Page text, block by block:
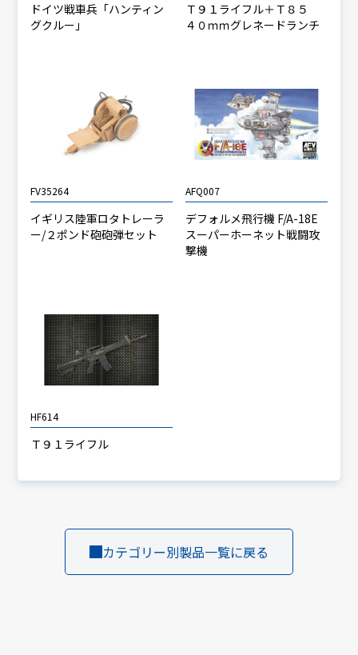
ドイツ戦車兵「ハンティン
グクルー」
Ｔ９１ライフル＋Ｔ８５
４０ｍｍグレネードランチ
FV35264
イギリス陸軍ロタトレーラ
ー/２ポンド砲砲弾セット
AFQ007
デフォルメ飛行機 F/A-18E
スーパーホーネット戦闘攻
撃機
HF614
Ｔ９１ライフル
カテゴリー別製品一覧に戻る